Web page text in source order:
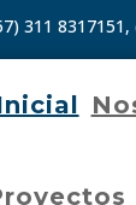
311 8317151,